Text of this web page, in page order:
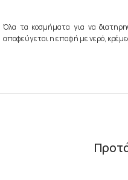
Όλα τα κοσμήματα για να
αποφεύγεται η επαφή με νερό,